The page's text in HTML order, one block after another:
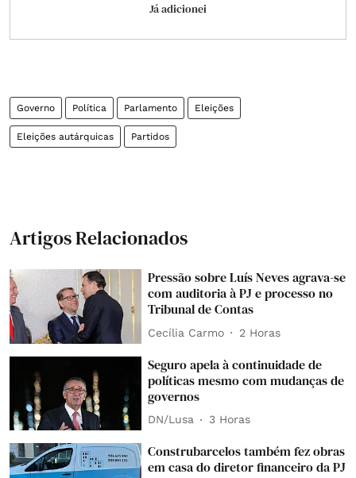
Já adicionei
Governo Política Parlamento Eleições
Eleições autárquicas Partidos
Artigos Relacionados
Pressão sobre Luís Neves agrava-se
com auditoria à PJ e processo no
Tribunal de Contas
Cecília Carmo 2 Horas
Seguro apela à continuidade de
políticas mesmo com mudanças de
governos
DN/Lusa 3 Horas
Construbarcelos também fez obras
em casa do diretor financeiro da PJ